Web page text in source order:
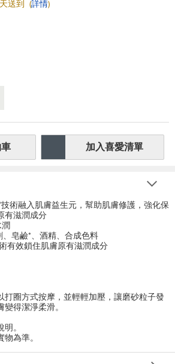
送到 (詳情)
加入喜愛清單
術融入肌膚益生元，幫助肌膚修護，強化保
有滋潤成分
潤
、皂鹼*、酒精、合成色料
有效鎖住肌膚原有滋潤成分
打圈方式按摩，並輕輕加壓，讓磨砂粒子發
得潔淨柔滑。
。
為準。